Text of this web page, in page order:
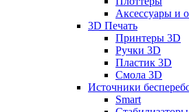
Аксессуары и
3D Печать
Принтеры 3D
Ручки 3D
Пластик 3D
Смола 3D
Источники
Smart